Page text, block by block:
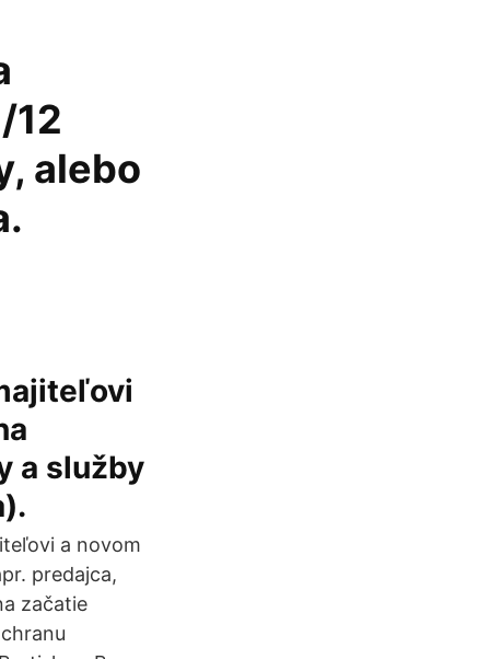
12
alebo
a služby
a novom
predajca,
začatie